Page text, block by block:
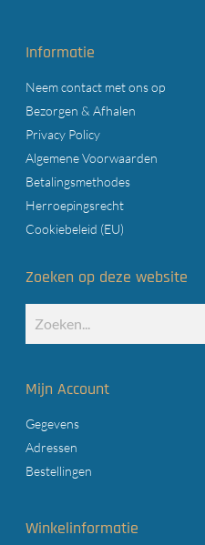
Informatie
Neem contact met ons op
Bezorgen & Afhalen
Privacy Policy
Algemene Voorwaarden
Betalingsmethodes
Herroepingsrecht
Cookiebeleid (EU)
Zoeken op deze website
Mijn Account
Gegevens
Adressen
Bestellingen
Winkelinformatie